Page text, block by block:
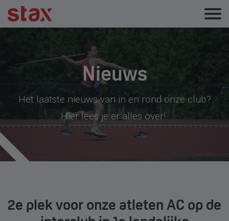
Nieuws
Het laatste nieuws van in en rond onze club?
Hier lees je er alles over!
2e plek voor onze atleten AC op de